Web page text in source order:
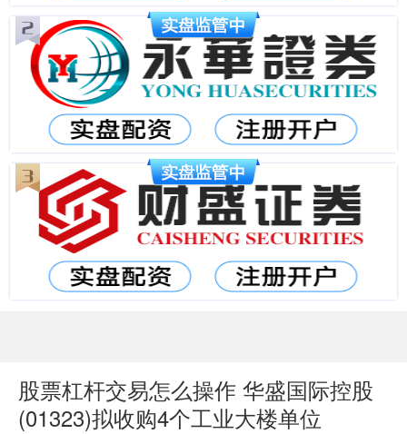
股票杠杆交易怎么操作 华盛国际控股
(01323)拟收购4个工业大楼单位